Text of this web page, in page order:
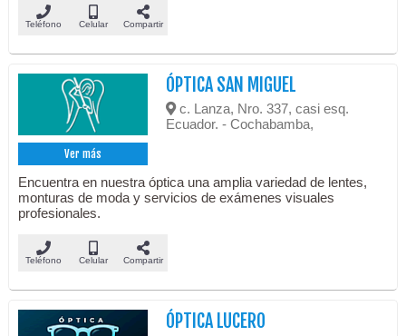
Teléfono Celular Compartir
Ver más
ÓPTICA SAN MIGUEL
c. Lanza, Nro. 337, casi esq.
Ecuador. - Cochabamba,
Encuentra en nuestra óptica una amplia variedad de lentes,
monturas de moda y servicios de exámenes visuales
profesionales.
Teléfono Celular Compartir
ÓPTICA LUCERO